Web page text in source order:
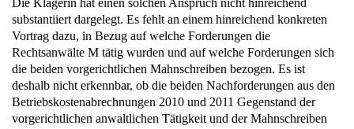
Vortrag dazu, in Bezug auf welche Forderungen die
Rechtsanwälte M tätig wurden und auf welche Forderungen sich
die beiden vorgerichtlichen Mahnschreiben bezogen. Es ist
deshalb nicht erkennbar, ob die beiden Nachforderungen aus den
Betriebskostenabrechnungen 2010 und 2011 Gegenstand der
vorgerichtlichen anwaltlichen Tätigkeit und der Mahnschreiben
waren.